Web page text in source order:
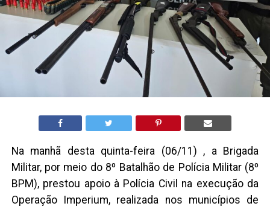
Na manhã desta quinta-feira (06/11) , a Brigada
Militar, por meio do 8º Batalhão de Polícia Militar (8º
BPM), prestou apoio à Polícia Civil na execução da
Operação Imperium, realizada nos municípios de